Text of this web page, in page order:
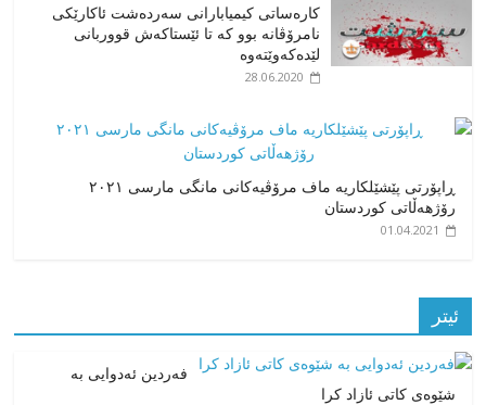
کارەساتی کیمیابارانی سەردەشت ئاکارێکی
نامرۆڤانە بوو کە تا ئێستاکەش قووربانی
لێدەکەوێتەوە
28.06.2020
ڕاپۆرتی پێشێلکاریە ماف مرۆڤیەکانی مانگی مارسی ٢٠٢١
رۆژهەڵاتی کوردستان
01.04.2021
ئیتر
فەردین ئەدوایی بە
شێوەی کاتی ئازاد کرا